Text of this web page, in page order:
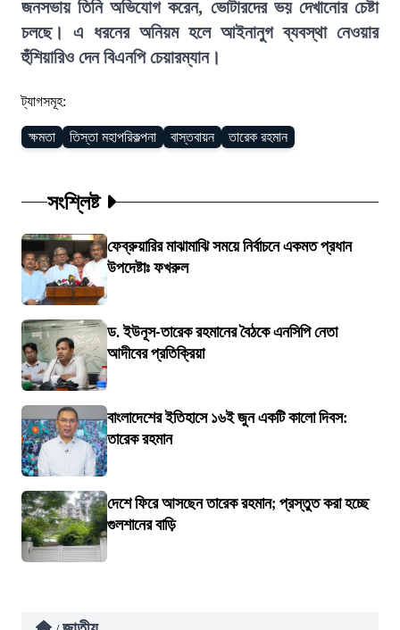
জনসভায় তিনি অভিযোগ করেন, ভোটারদের ভয় দেখানোর চেষ্টা
চলছে। এ ধরনের অনিয়ম হলে আইনানুগ ব্যবস্থা নেওয়ার
হুঁশিয়ারিও দেন বিএনপি চেয়ারম্যান।
ট্যাগসমূহ:
ক্ষমতা তিস্তা মহাপরিকল্পনা বাস্তবায়ন তারেক রহমান
সংশ্লিষ্ট
ফেব্রুয়ারির মাঝামাঝি সময়ে নির্বাচনে একমত প্রধান
উপদেষ্টাঃ ফখরুল
ড. ইউনূস-তারেক রহমানের বৈঠকে এনসিপি নেতা
আদীবের প্রতিক্রিয়া
বাংলাদেশের ইতিহাসে ১৬ই জুন একটি কালো দিবস:
তারেক রহমান
দেশে ফিরে আসছেন তারেক রহমান; প্রস্তুত করা হচ্ছে
গুলশানের বাড়ি